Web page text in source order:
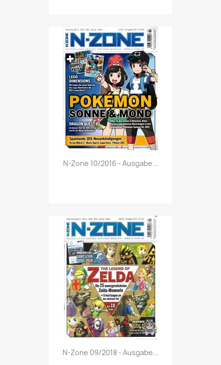
Vorschau
N-Zone 10/2016 - Ausgabe...
Vorschau
N-Zone 09/2018 - Ausgabe...